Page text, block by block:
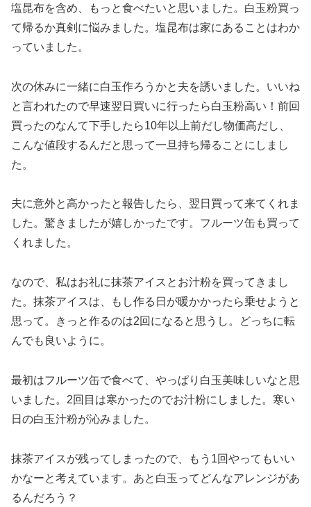
塩昆布を含め、もっと食べたいと思いました。白玉粉買っ
て帰るか真剣に悩みました。塩昆布は家にあることはわか
っていました。
次の休みに一緒に白玉作ろうかと夫を誘いました。いいね
と言われたので早速翌日買いに行ったら白玉粉高い！前回
買ったのなんて下手したら10年以上前だし物価高だし、
こんな値段するんだと思って一旦持ち帰ることにしまし
た。
夫に意外と高かったと報告したら、翌日買って来てくれま
した。驚きましたが嬉しかったです。フルーツ缶も買って
くれました。
なので、私はお礼に抹茶アイスとお汁粉を買ってきまし
た。抹茶アイスは、もし作る日が暖かかったら乗せようと
思って。きっと作るのは2回になると思うし。どっちに転
んでも良いように。
最初はフルーツ缶で食べて、やっぱり白玉美味しいなと思
いました。2回目は寒かったのでお汁粉にしました。寒い
日の白玉汁粉が沁みました。
抹茶アイスが残ってしまったので、もう1回やってもいい
かなーと考えています。あと白玉ってどんなアレンジがあ
るんだろう？